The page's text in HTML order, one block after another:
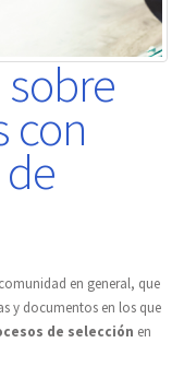
con
en general, que
y documentos en los que
de selección en